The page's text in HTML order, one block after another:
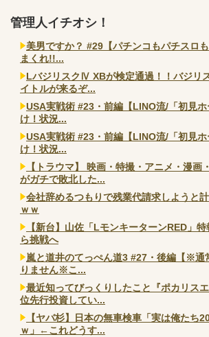
管理人イチオシ！
美男ですか？ #29【パチンコもパチスロ
まくれ!!...
LバジリスクⅣ XBが検定通過！！バジリ
イトルが来るぞ...
USA実戦術 #23・前編【LINO流/「初見
け！状況...
USA実戦術 #23・前編【LINO流/「初見
け！状況...
【トラウマ】 映画・特撮・アニメ・漫画
がガチで敗北した...
会社辞めるつもりで残業代請求しようと
ｗｗ
【新台】山佐「LモンキーターンRED」
ら挑戦へ
嵐と道井のてっぺん道3 #27・後編【※通
りません※こ...
最近知ってびっくりしたこと『ポカリス
位先行投資してい...
【ヤバ杉】日本の無車検車「実は俺たち
ｗ」←これどうす...